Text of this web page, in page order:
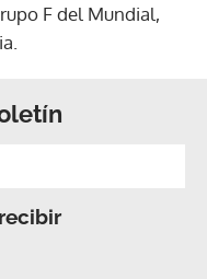
F del Mundial,